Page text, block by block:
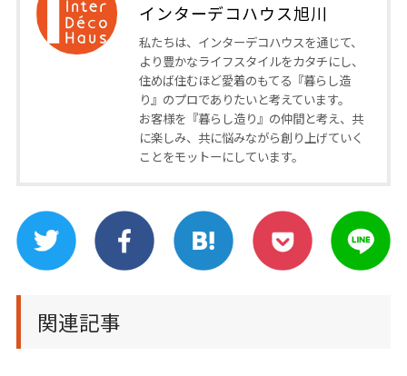
インターデコハウス旭川
私たちは、インターデコハウスを通じて、
より豊かなライフスタイルをカタチにし、
住めば住むほど愛着のもてる『暮らし造
り』のプロでありたいと考えています。
お客様を『暮らし造り』の仲間と考え、共
に楽しみ、共に悩みながら創り上げていく
ことをモットーにしています。
関連記事